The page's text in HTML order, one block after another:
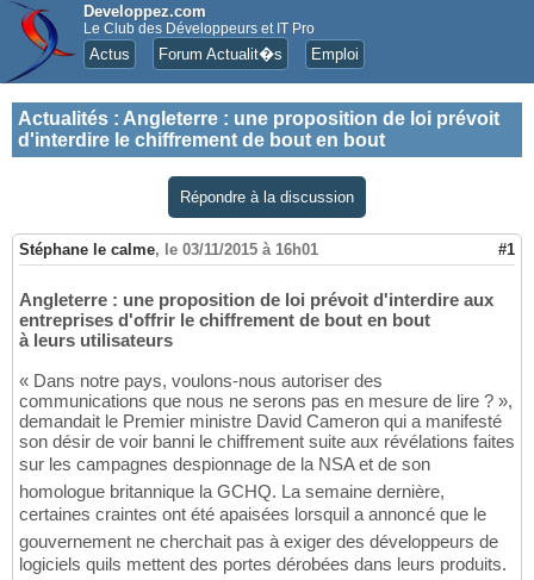
Developpez.com
Le Club des Développeurs et IT Pro
Actus Forum Actualit�s Emploi
Actualités : Angleterre : une proposition de loi prévoit
d'interdire le chiffrement de bout en bout
Répondre à la discussion
Stéphane le calme, le 03/11/2015 à 16h01 #1
Angleterre : une proposition de loi prévoit d'interdire aux
entreprises d'offrir le chiffrement de bout en bout
à leurs utilisateurs
« Dans notre pays, voulons-nous autoriser des
communications que nous ne serons pas en mesure de lire ? »,
demandait le Premier ministre David Cameron qui a manifesté
son désir de voir banni le chiffrement suite aux révélations faites
sur les campagnes despionnage de la NSA et de son
homologue britannique la GCHQ. La semaine dernière,
certaines craintes ont été apaisées lorsquil a annoncé que le
gouvernement ne cherchait pas à exiger des développeurs de
logiciels quils mettent des portes dérobées dans leurs produits.